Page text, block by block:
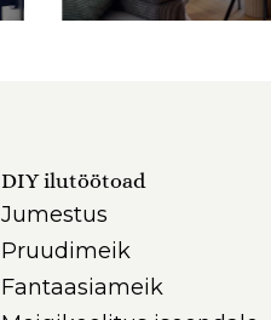
DIY ilutöötoad
Jumestus
Pruudimeik
Fantaasiameik